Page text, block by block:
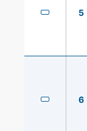
5
6